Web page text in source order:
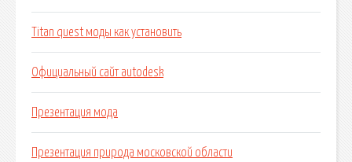
Titan quest моды как установить
Официальный сайт autodesk
Презентация мода
Презентация природа московской области